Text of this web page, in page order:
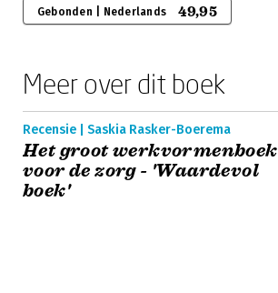
Gebonden | Nederlands 49,95
Meer over dit boek
Recensie | Saskia Rasker-Boerema
Het groot werkvormenboek
voor de zorg - 'Waardevol
boek'